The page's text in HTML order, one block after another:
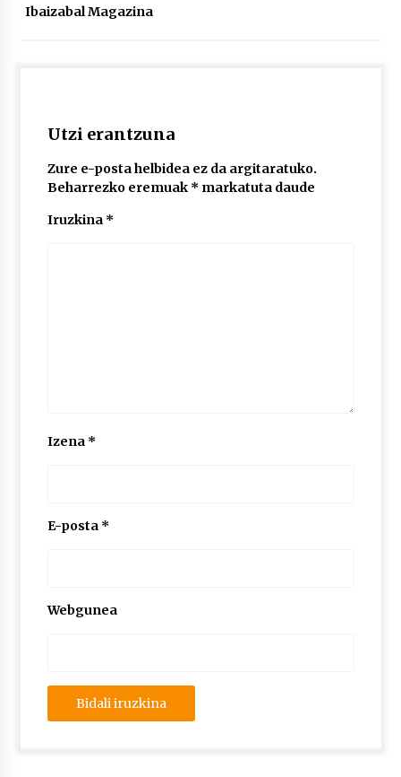
LIBURUEN ERREPUBLIKA TXIKIA: Hiragana akats
SOINUGELA: Paul McCartney eta Ringo Starr-en
lan berriak
Ibaizabal Magazina
Utzi erantzuna
Zure e-posta helbidea ez da argitaratuko.
Beharrezko eremuak * markatuta daude
Iruzkina *
Izena *
E-posta *
Webgunea